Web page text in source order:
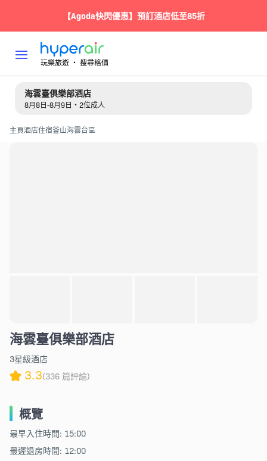
【Agoda快閃優惠】預訂酒店低至85折
玩樂旅遊 ‧ 搜尋格價
海雲臺俱樂部酒店
8月8日-8月9日・2位成人
主頁酒店住宿釜山海雲台區
海雲臺俱樂部酒店
3星級酒店
3.3(336 篇評論)
概覽
最早入住時間: 15:00
最遲退房時間: 12:00